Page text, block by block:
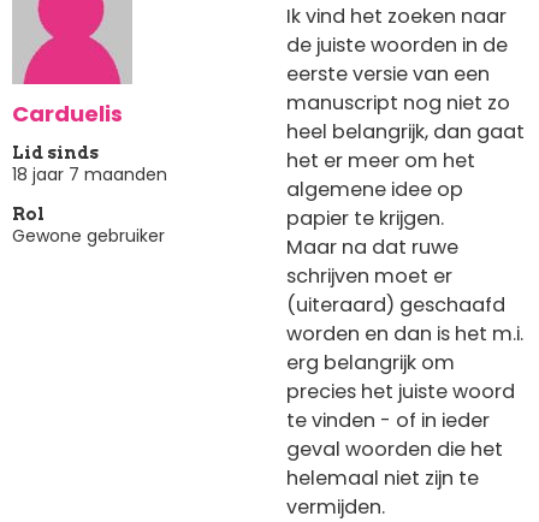
Carduelis
Lid sinds
18 jaar 7 maanden
Rol
Gewone gebruiker
Ik vind het zoeken naar
de juiste woorden in de
eerste versie van een
manuscript nog niet zo
heel belangrijk, dan gaat
het er meer om het
algemene idee op
papier te krijgen.
Maar na dat ruwe
schrijven moet er
(uiteraard) geschaafd
worden en dan is het m.i.
erg belangrijk om
precies het juiste woord
te vinden - of in ieder
geval woorden die het
helemaal niet zijn te
vermijden.